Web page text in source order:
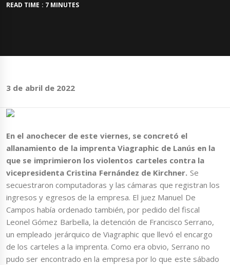
READ TIME : 7 MINUTES
3 de abril de 2022
En el anochecer de este viernes, se concretó el
allanamiento de la imprenta Viagraphic de Lanús en la
que se imprimieron los violentos carteles contra la
vicepresidenta Cristina Fernández de Kirchner. Se
secuestraron computadoras y las cámaras que registran los
ingresos y egresos de la empresa. El juez Manuel De
Campos había ordenado también, por pedido del fiscal
Leonel Gómez Barbella, la detención de Francisco Serrano,
un empleado jerárquico de Viagraphic que llevó el encargo
de los carteles a la imprenta. Como era obvio, Serrano no
pudo ser encontrado en la empresa por lo que este sábado